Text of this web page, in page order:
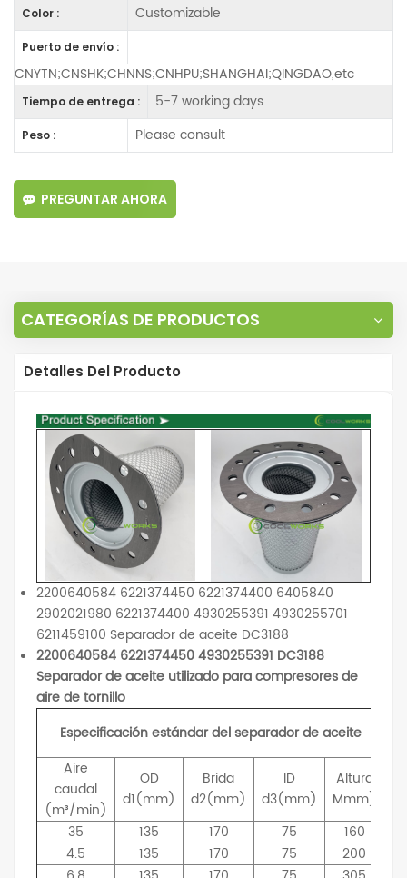
Color : Customizable
Puerto de envío :
CNYTN;CNSHK;CHNNS;CNHPU;SHANGHAI;QINGDAO,etc
Tiempo de entrega : 5-7 working days
Peso : Please consult
PREGUNTAR AHORA
CATEGORÍAS DE PRODUCTOS
Detalles Del Producto
2200640584 6221374450 6221374400 6405840
2902021980 6221374400 4930255391 4930255701
6211459100 Separador de aceite DC3188
2200640584 6221374450 4930255391 DC3188
Separador de aceite utilizado para compresores de
aire de tornillo
Especificación estándar del separador de aceite
Aire
caudal
(m³/min)
OD
d1(mm)
Brida
d2(mm)
ID
d3(mm)
Altura
Mmm)
35
135 170 75
160
4.5
135 170 75
200